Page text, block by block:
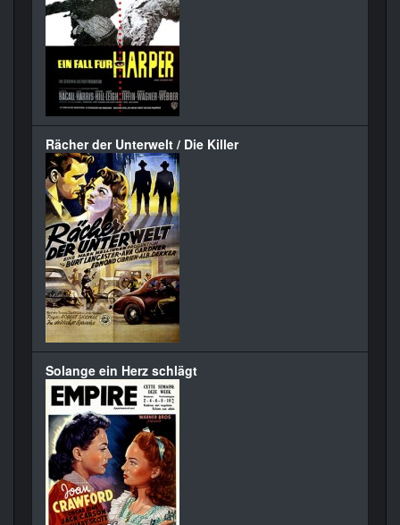
Rächer der Unterwelt / Die Killer
Solange ein Herz schlägt